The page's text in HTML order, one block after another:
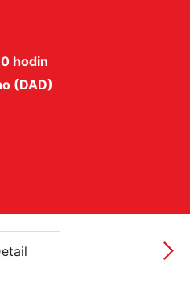
hodin
(DAD)